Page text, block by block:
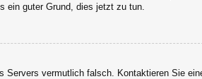
ein guter Grund, dies jetzt zu tun.
vermutlich falsch. Kontaktieren Sie